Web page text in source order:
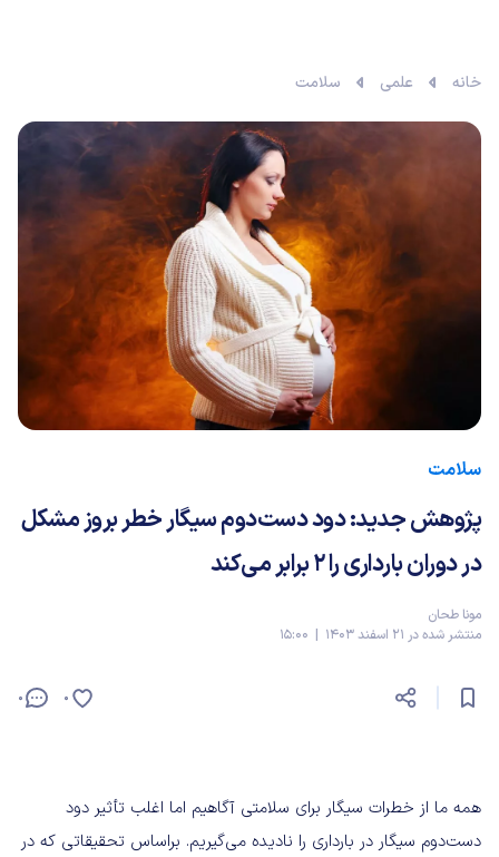
خانه علمی سلامت
سلامت
پژوهش جدید: دود دست‌دوم سیگار خطر بروز مشکل
در دوران بارداری را 2 برابر می‌کند
مونا طحان
منتشر شده در 21 اسفند 1403 | 15:00
0 0
همه ما از خطرات سیگار برای سلامتی آگاهیم اما اغلب تأثیر دود
دست‌دوم سیگار در بارداری را نادیده می‌گیریم. براساس تحقیقاتی که در